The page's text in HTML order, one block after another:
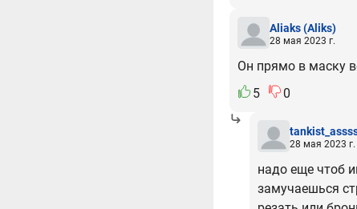
Aliaks(Aliks)
28 мая 2023 г.
Он прямо в маску
5
0
28 мая 2023 г.
надо еще чтоб
замучаешься